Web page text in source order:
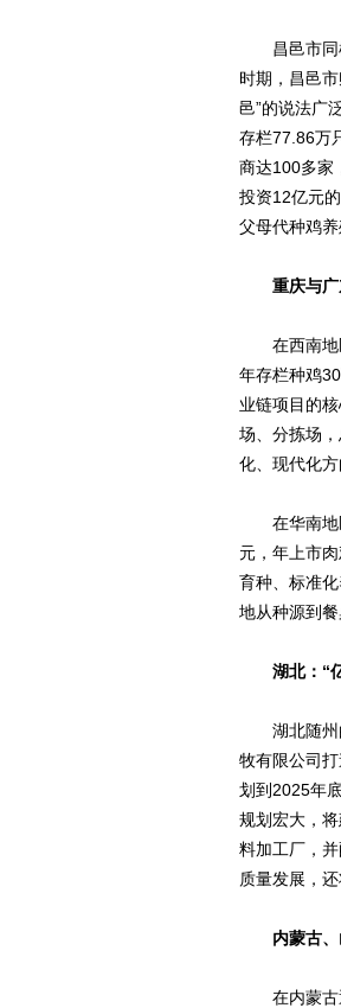
昌邑市同样
时期，昌邑
邑”的说法广
存栏77.86万
商达100多家
投资12亿元
父母代种鸡
重庆与广
在西南地区
年存栏种鸡
业链项目的
场、分拣场
化、现代化方
在华南地区
元，年上市
育种、标准
地从种源到餐
湖北：“亿
湖北随州的
牧有限公司
划到2025年
规划宏大，
料加工厂，
质量发展，
内蒙古、
在内蒙古通